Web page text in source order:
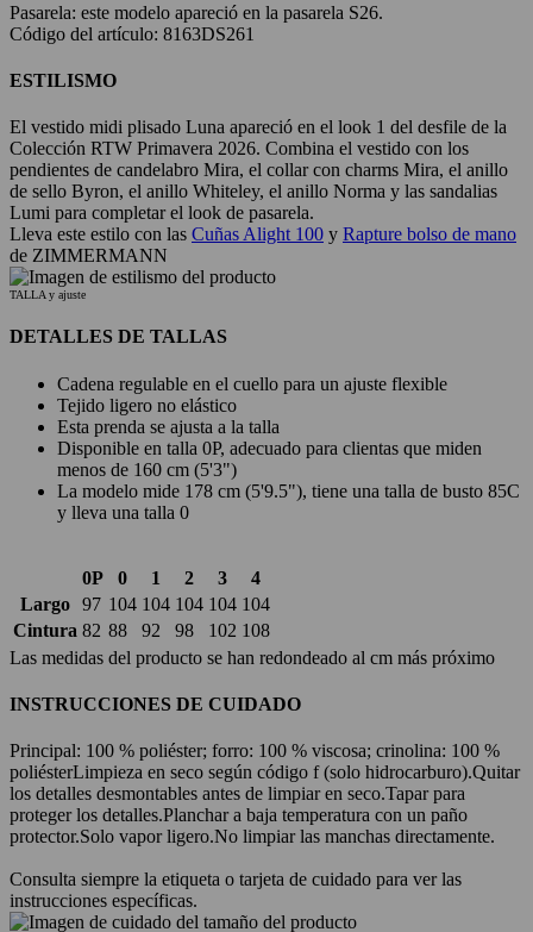
Pasarela: este modelo apareció en la pasarela S26.
Código del artículo: 8163DS261
ESTILISMO
El vestido midi plisado Luna apareció en el look 1 del desfile de la
Colección RTW Primavera 2026. Combina el vestido con los
pendientes de candelabro Mira, el collar con charms Mira, el anillo
de sello Byron, el anillo Whiteley, el anillo Norma y las sandalias
Lumi para completar el look de pasarela.
Lleva este estilo con las Cuñas Alight 100 y Rapture bolso de mano
de ZIMMERMANN
TALLA y ajuste
DETALLES DE TALLAS
Cadena regulable en el cuello para un ajuste flexible
Tejido ligero no elástico
Esta prenda se ajusta a la talla
Disponible en talla 0P, adecuado para clientas que miden
menos de 160 cm (5'3")
La modelo mide 178 cm (5'9.5"), tiene una talla de busto 85C
y lleva una talla 0
0P 0 1 2 3
4
Largo 97 104 104 104 104 104
Cintura 82 88 92 98 102 108
Las medidas del producto se han redondeado al cm más próximo
INSTRUCCIONES DE CUIDADO
Principal: 100 % poliéster; forro: 100 % viscosa; crinolina: 100 %
poliésterLimpieza en seco según código f (solo hidrocarburo).Quitar
los detalles desmontables antes de limpiar en seco.Tapar para
proteger los detalles.Planchar a baja temperatura con un paño
protector.Solo vapor ligero.No limpiar las manchas directamente.
Consulta siempre la etiqueta o tarjeta de cuidado para ver las
instrucciones específicas.